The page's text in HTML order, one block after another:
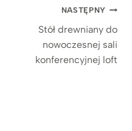
NASTĘPNY
Stół drewniany do
nowoczesnej sali
konferencyjnej loft